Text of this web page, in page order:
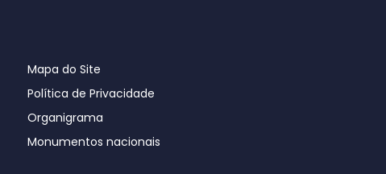
Mapa do Site
Política de Privacidade
Organigrama
Monumentos nacionais